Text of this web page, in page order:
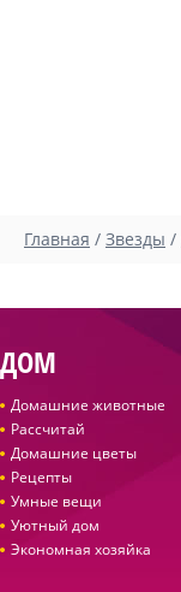
Главная / Звезды /
ДОМ
Домашние животные
Рассчитай
Домашние цветы
Рецепты
Умные вещи
Уютный дом
Экономная хозяйка